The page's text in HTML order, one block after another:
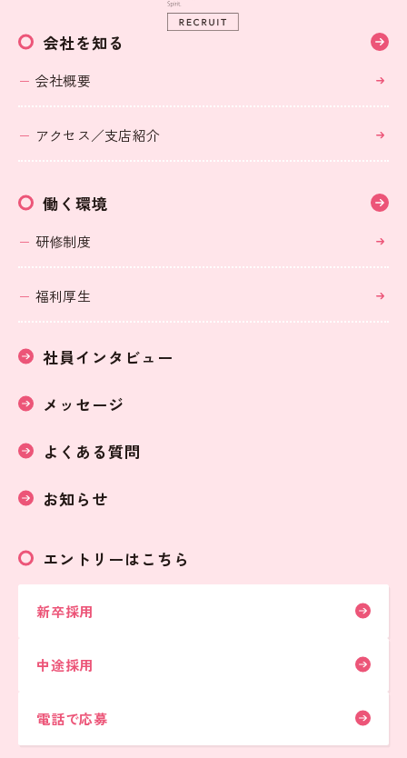
会社を知る
会社概要
アクセス／支店紹介
働く環境
研修制度
福利厚生
社員インタビュー
メッセージ
よくある質問
お知らせ
エントリーはこちら
新卒採用
中途採用
電話で応募